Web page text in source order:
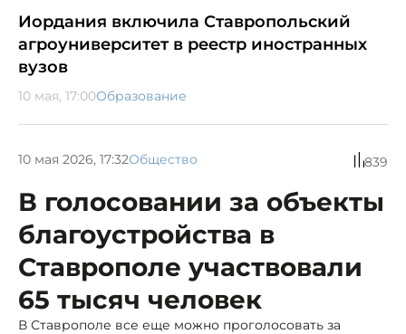
Иордания включила Ставропольский
агроуниверситет в реестр иностранных
вузов
10 мая, 17:00Образование
10 мая 2026, 17:32Общество 839
В голосовании за объекты
благоустройства в
Ставрополе участвовали
65 тысяч человек
В Ставрополе все еще можно проголосовать за